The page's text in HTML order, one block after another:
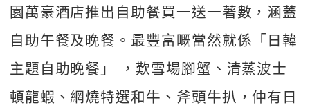
園萬豪酒店推出自助餐買一送一著數，涵蓋
自助午餐及晚餐。最豐富嘅當然就係「日韓
主題自助晚餐」 ，歎雪場腳蟹、清蒸波士
頓龍蝦、網燒特選和牛、斧頭牛扒，仲有日